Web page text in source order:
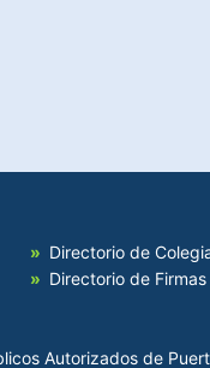
Directorio de
Directorio de
Autorizados de